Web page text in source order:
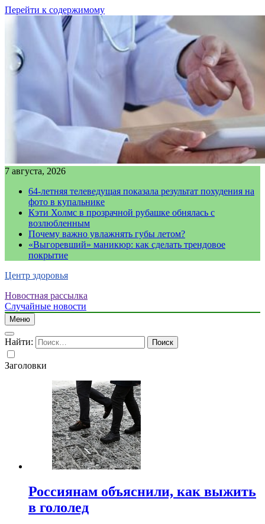
Перейти к содержимому
7 августа, 2026
64-летняя телеведущая показала результат похудения на
фото в купальнике
Кэти Холмс в прозрачной рубашке обнялась с
возлюбленным
Почему важно увлажнять губы летом?
«Выгоревший» маникюр: как сделать трендовое
покрытие
Центр здоровья
Новостная рассылка
Случайные новости
Меню
Найти:
Заголовки
Россиянам объяснили, как выжить
в гололед